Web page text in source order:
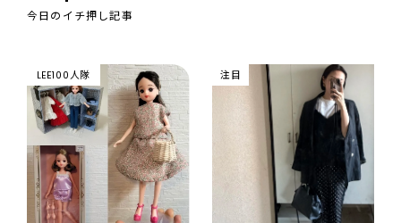
今日のイチ押し記事
LEE100人隊 注目